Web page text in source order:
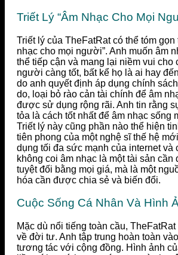
Triết Lý “Âm Nhạc Cho Mọi
Triết lý của TheFatRat có thể tóm gọn
nhạc cho mọi người”. Anh muốn âm
thể tiếp cận và mang lại niềm vui cho
người càng tốt, bất kể họ là ai hay
do anh quyết định áp dụng chính
do, loại bỏ rào cản tài chính để âm
được sử dụng rộng rãi. Anh tin rằng
tỏa là cách tốt nhất để âm nhạc sống
Triết lý này cũng phần nào thể hiện
tiên phong của một nghệ sĩ thế hệ
dụng tối đa sức mạnh của internet và
không coi âm nhạc là một tài sản
tuyệt đối bằng mọi giá, mà là một
hóa cần được chia sẻ và biến đổi.
Cuộc Sống Cá Nhân Và Hình
Mặc dù nổi tiếng toàn cầu,
về đời tư. Anh tập trung hoàn toàn
tương tác với cộng đồng. Hình ảnh